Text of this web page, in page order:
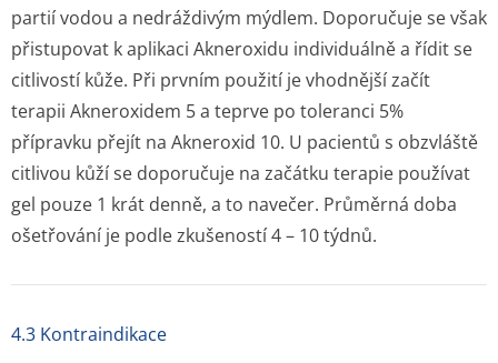
partií vodou a nedráždivým mýdlem. Doporučuje se však
přistupovat k aplikaci Akneroxidu individuálně a řídit se
citlivostí kůže. Při prvním použití je vhodnější začít
terapii Akneroxidem 5 a teprve po toleranci 5%
přípravku přejít na Akneroxid 10. U pacientů s obzvláště
citlivou kůží se doporučuje na začátku terapie používat
gel pouze 1 krát denně, a to navečer. Průměrná doba
ošetřování je podle zkušeností 4 – 10 týdnů.
4.3 Kontraindikace